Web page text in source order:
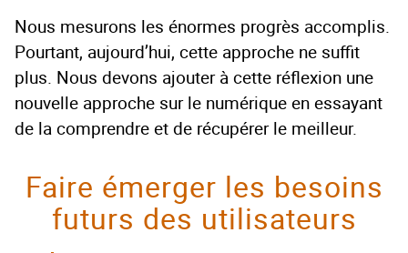
Nous mesurons les énormes progrès accomplis.
Pourtant, aujourd’hui, cette approche ne suffit
plus. Nous devons ajouter à cette réflexion une
nouvelle approche sur le numérique en essayant
de la comprendre et de récupérer le meilleur.
Faire émerger les besoins
futurs des utilisateurs